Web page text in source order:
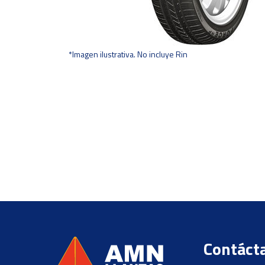
*Imagen ilustrativa. No incluye Rin